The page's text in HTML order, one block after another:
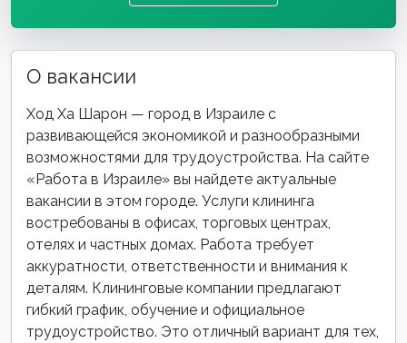
О вакансии
Ход Ха Шарон — город в Израиле с
развивающейся экономикой и разнообразными
возможностями для трудоустройства. На сайте
«Работа в Израиле» вы найдете актуальные
вакансии в этом городе. Услуги клининга
востребованы в офисах, торговых центрах,
отелях и частных домах. Работа требует
аккуратности, ответственности и внимания к
деталям. Клининговые компании предлагают
гибкий график, обучение и официальное
трудоустройство. Это отличный вариант для тех,